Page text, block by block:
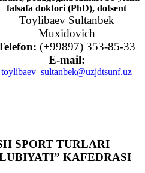
falsafa doktori (PhD), dotsent
Toylibaev Sultanbek
Muxidovich
(+99897) 353-85-33
E-mail:
toylibaev_sultanbek@uzjdtsunf.uz
SPORT TURLARI
KAFEDRASI